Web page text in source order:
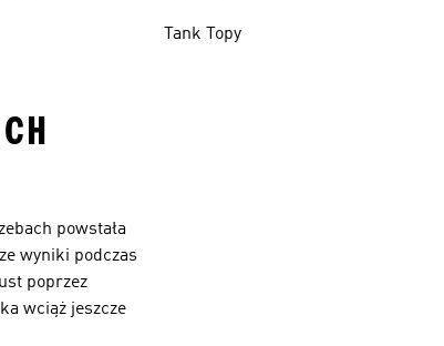
Tank Topy
powstała
wyniki podczas
poprzez
wciąż jeszcze